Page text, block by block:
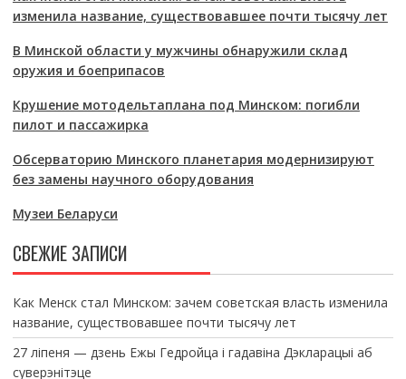
изменила название, существовавшее почти тысячу лет
В Минской области у мужчины обнаружили склад
оружия и боеприпасов
Крушение мотодельтаплана под Минском: погибли
пилот и пассажирка
Обсерваторию Минского планетария модернизируют
без замены научного оборудования
Музеи Беларуси
СВЕЖИЕ ЗАПИСИ
Как Менск стал Минском: зачем советская власть изменила
название, существовавшее почти тысячу лет
27 ліпеня — дзень Ежы Гедройца і гадавіна Дэкларацыі аб
суверэнітэце